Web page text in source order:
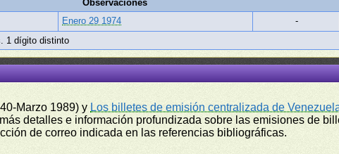
Observaciones
Enero 29 1974 -
1 dígito distinto
Marzo 1989) y Los billetes de emisión centralizada de
detalles e información profundizada sobre las emisiones de
de correo indicada en las referencias bibliográficas.